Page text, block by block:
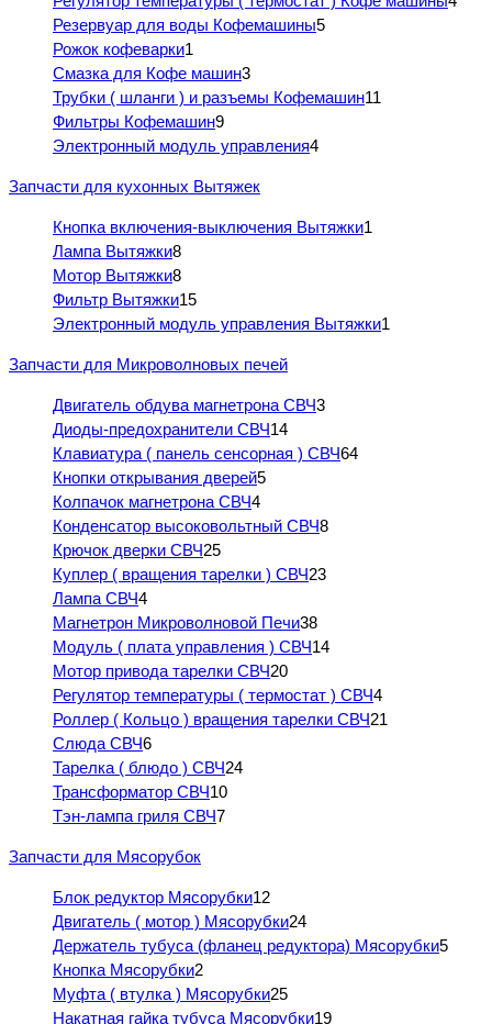
Резервуар для воды Кофемашины5
Рожок кофеварки1
Смазка для Кофе машин3
Трубки ( шланги ) и разъемы Кофемашин11
Фильтры Кофемашин9
Электронный модуль управления4
Запчасти для кухонных Вытяжек
Кнопка включения-выключения Вытяжки1
Лампа Вытяжки8
Мотор Вытяжки8
Фильтр Вытяжки15
Электронный модуль управления Вытяжки1
Запчасти для Микроволновых печей
Двигатель обдува магнетрона СВЧ3
Диоды-предохранители СВЧ14
Клавиатура ( панель сенсорная ) СВЧ64
Кнопки открывания дверей5
Колпачок магнетрона СВЧ4
Конденсатор высоковольтный СВЧ8
Крючок дверки СВЧ25
Куплер ( вращения тарелки ) СВЧ23
Лампа СВЧ4
Магнетрон Микроволновой Печи38
Модуль ( плата управления ) СВЧ14
Мотор привода тарелки СВЧ20
Регулятор температуры ( термостат ) СВЧ4
Роллер ( Кольцо ) вращения тарелки СВЧ21
Слюда СВЧ6
Тарелка ( блюдо ) СВЧ24
Трансформатор СВЧ10
Тэн-лампа гриля СВЧ7
Запчасти для Мясорубок
Блок редуктор Мясорубки12
Двигатель ( мотор ) Мясорубки24
Держатель тубуса (фланец редуктора) Мясорубки5
Кнопка Мясорубки2
Муфта ( втулка ) Мясорубки25
Накатная гайка тубуса Мясорубки19